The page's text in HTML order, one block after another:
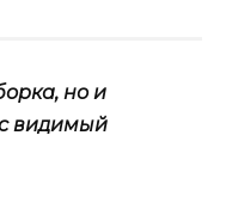
но и
видимый